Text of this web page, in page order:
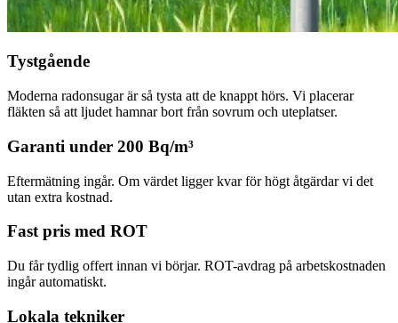
Tystgående
Moderna radonsugar är så tysta att de knappt hörs. Vi placerar
fläkten så att ljudet hamnar bort från sovrum och uteplatser.
Garanti under 200 Bq/m³
Eftermätning ingår. Om värdet ligger kvar för högt åtgärdar vi det
utan extra kostnad.
Fast pris med ROT
Du får tydlig offert innan vi börjar. ROT-avdrag på arbetskostnaden
ingår automatiskt.
Lokala tekniker